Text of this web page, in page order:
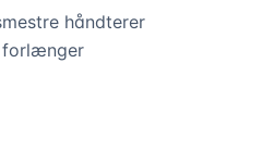
håndterer
forlænger